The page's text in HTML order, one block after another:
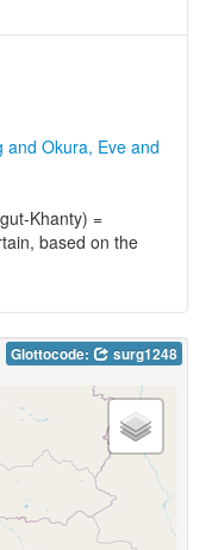
and Okura, Eve and
Khanty) =
based on the
Glottocode: surg1248